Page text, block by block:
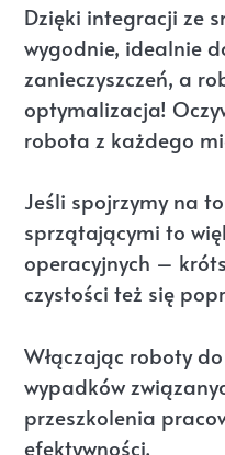
Dzięki integracji ze
wygodnie, idealnie
zanieczyszczeń, a
optymalizacja!
robota z każdego
Jeśli spojrzymy na
sprzątającymi to
operacyjnych –
czystości też się
Włączając roboty
wypadków
przeszkolenia
efektywności.